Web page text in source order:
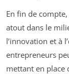
En fin de
atout dans le
l’innovation et à
entrepreneurs
mettant en place